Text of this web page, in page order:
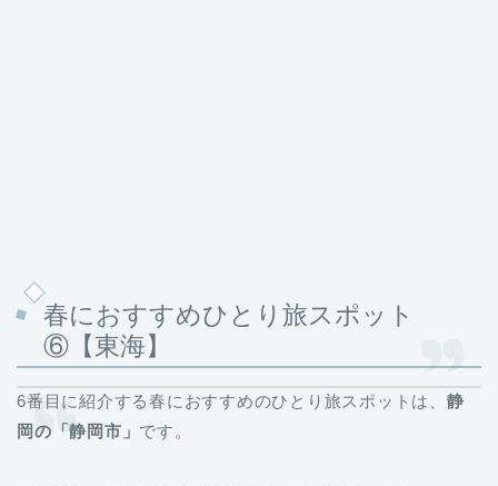
春におすすめひとり旅スポット
⑥【東海】
6番目に紹介する春におすすめのひとり旅スポットは、 静
岡の「静岡市」 です。